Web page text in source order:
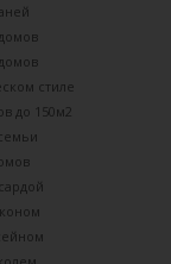
стиле
до 150м2